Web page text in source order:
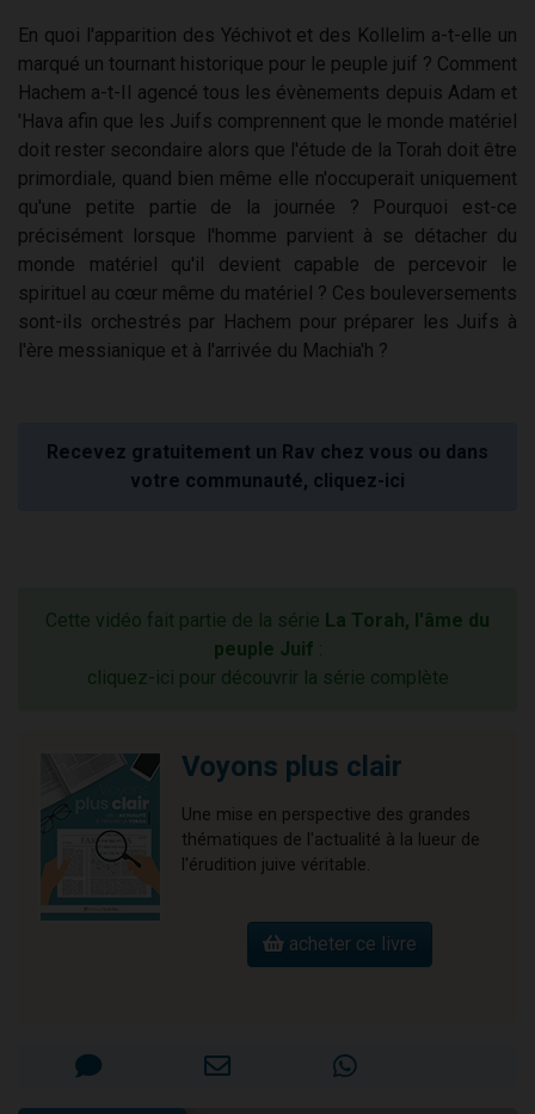
En quoi l'apparition des Yéchivot et des Kollelim a-t-elle un
marqué un tournant historique pour le peuple juif ? Comment
Hachem a-t-Il agencé tous les évènements depuis Adam et
'Hava afin que les Juifs comprennent que le monde matériel
doit rester secondaire alors que l'étude de la Torah doit être
primordiale, quand bien même elle n'occuperait uniquement
qu'une petite partie de la journée ? Pourquoi est-ce
précisément lorsque l'homme parvient à se détacher du
monde matériel qu'il devient capable de percevoir le
spirituel au cœur même du matériel ? Ces bouleversements
sont-ils orchestrés par Hachem pour préparer les Juifs à
l'ère messianique et à l'arrivée du Machia'h ?
Recevez gratuitement un Rav chez vous ou dans
votre communauté, cliquez-ici
Cette vidéo fait partie de la série La Torah, l'âme du
peuple Juif :
cliquez-ici pour découvrir la série complète
Voyons plus clair
Une mise en perspective des grandes
thématiques de l'actualité à la lueur de
l'érudition juive véritable.
acheter ce livre